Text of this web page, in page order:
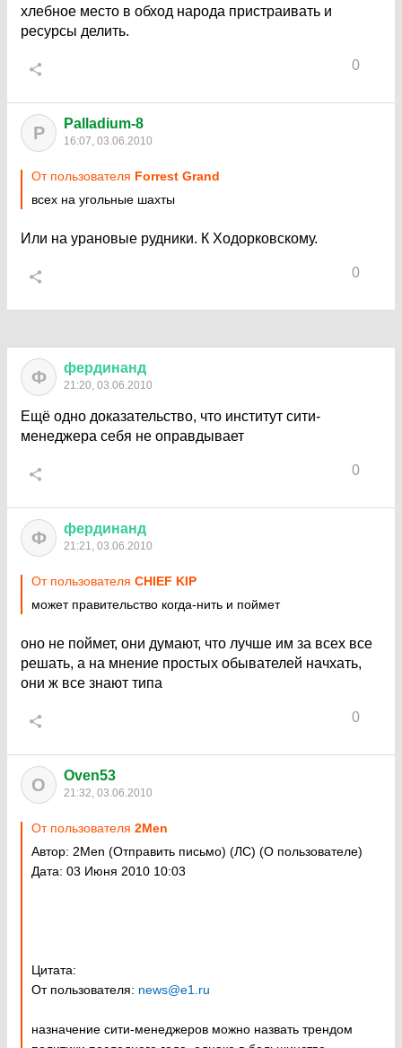
хлебное место в обход народа пристраивать и
ресурсы делить.
0
P Palladium-8
16:07, 03.06.2010
От пользователя Forrest Grand
всех на угольные шахты
Или на урановые рудники. К Ходорковскому.
0
Ф фердинанд
21:20, 03.06.2010
Ещё одно доказательство, что институт сити-
менеджера себя не оправдывает
0
Ф фердинанд
21:21, 03.06.2010
От пользователя CHIEF KIP
может правительство когда-нить и поймет
оно не поймет, они думают, что лучше им за всех все
решать, а на мнение простых обывателей начхать,
они ж все знают типа
0
O Oven53
21:32, 03.06.2010
От пользователя 2Men
Автор: 2Men (Отправить письмо) (ЛС) (О пользователе)
Дата: 03 Июня 2010 10:03
Цитата:
От пользователя: news@e1.ru
назначение сити-менеджеров можно назвать трендом